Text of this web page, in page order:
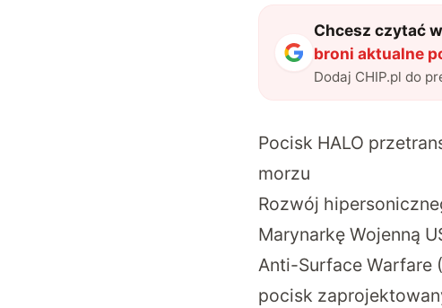
Chcesz czytać
broni aktualne
Dodaj CHIP.pl do
Pocisk HALO
morzu
Rozwój
Marynarkę Wojenną
Anti-Surface Warfare
pocisk